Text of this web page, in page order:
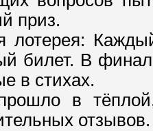
приз.
лотерея:
билет. В
в стихах.
в
отзывов.